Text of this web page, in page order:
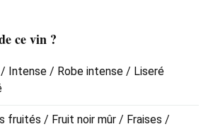
jouissent de l'influence paisible
et de la gentillesse de la
souches de bobal, dont
haute qualité.
température pour obtenir toute
ce vin ?
/ Intense / Robe intense / Liseré
fruités / Fruit noir mûr / Fraises /